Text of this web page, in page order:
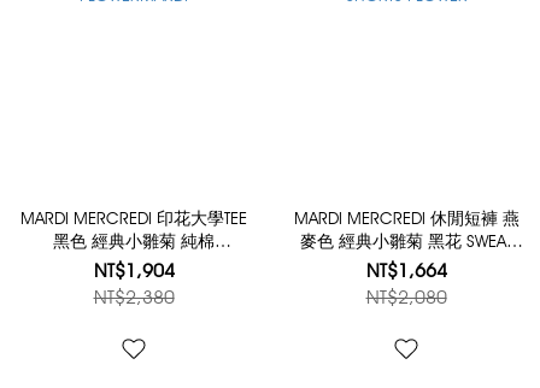
MARDI MERCREDI 印花大學TEE
黑色 經典小雛菊 純棉
SWEATSHIRT FLOWERMARDI
NT$1,904
NT$2,380
MARDI MERCREDI 休閒短褲 燕
麥色 經典小雛菊 黑花 SWEAT
SHORTS FLOWER
NT$1,664
NT$2,080